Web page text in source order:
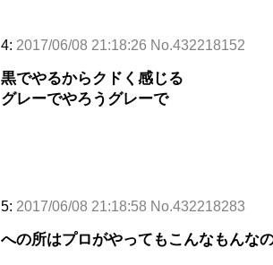
4: 2017/06/08 21:18:26 No.432218152
黒でやるからクドく感じる
グレーでやろうグレーで
5: 2017/06/08 21:18:58 No.432218283
への所はプロがやってもこんなもんな